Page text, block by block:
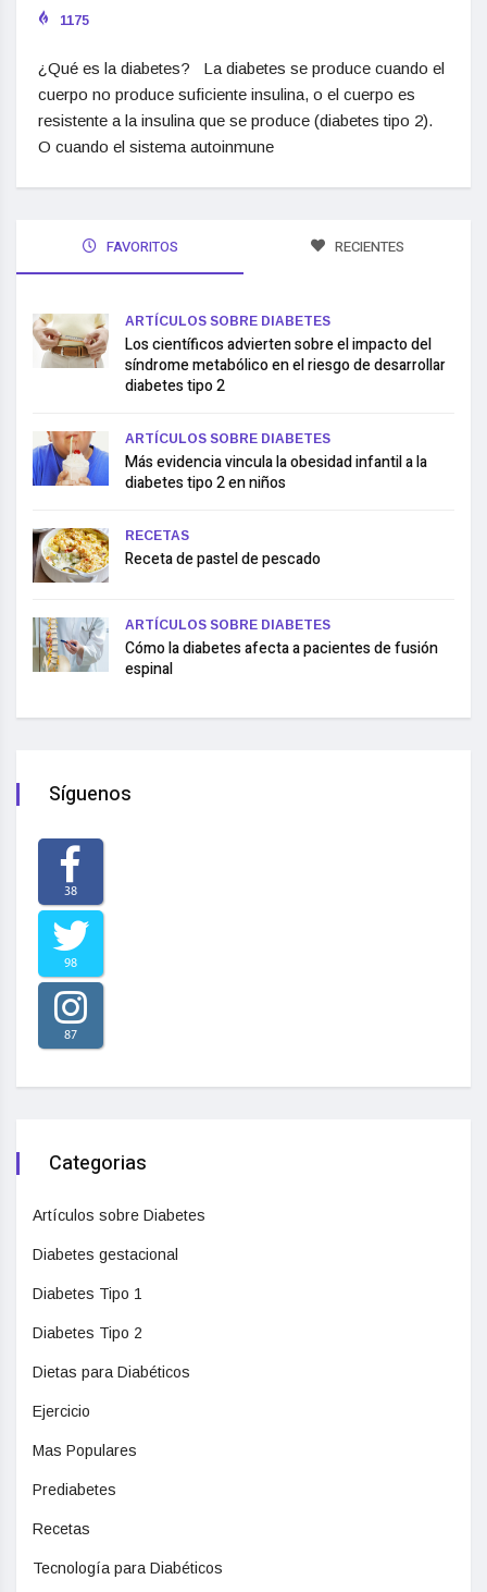
1175
¿Qué es la diabetes? La diabetes se produce cuando el
cuerpo no produce suficiente insulina, o el cuerpo es
resistente a la insulina que se produce (diabetes tipo 2).
O cuando el sistema autoinmune
FAVORITOS RECIENTES
ARTÍCULOS SOBRE DIABETES
Los científicos advierten sobre el impacto del
síndrome metabólico en el riesgo de desarrollar
diabetes tipo 2
ARTÍCULOS SOBRE DIABETES
Más evidencia vincula la obesidad infantil a la
diabetes tipo 2 en niños
RECETAS
Receta de pastel de pescado
ARTÍCULOS SOBRE DIABETES
Cómo la diabetes afecta a pacientes de fusión
espinal
Síguenos
38
98
87
Categorias
Artículos sobre Diabetes
Diabetes gestacional
Diabetes Tipo 1
Diabetes Tipo 2
Dietas para Diabéticos
Ejercicio
Mas Populares
Prediabetes
Recetas
Tecnología para Diabéticos